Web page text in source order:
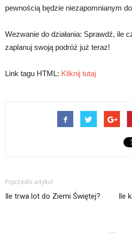
pewnością będzie niezapomnianym
Wezwanie do działania: Sprawdź, ile
zaplanuj swoją podróż już teraz!
Link tagu HTML: Kliknij tutaj
Poprzedni artykuł
Ile trwa lot do Ziemi Świętej? Ile